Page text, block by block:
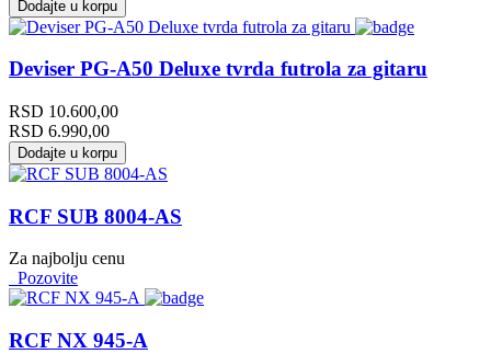
Dodajte u korpu
Deviser PG-A50 Deluxe tvrda futrola za gitaru
RSD 10.600,00
RSD 6.990,00
Dodajte u korpu
RCF SUB 8004-AS
Za najbolju cenu
Pozovite
RCF NX 945-A